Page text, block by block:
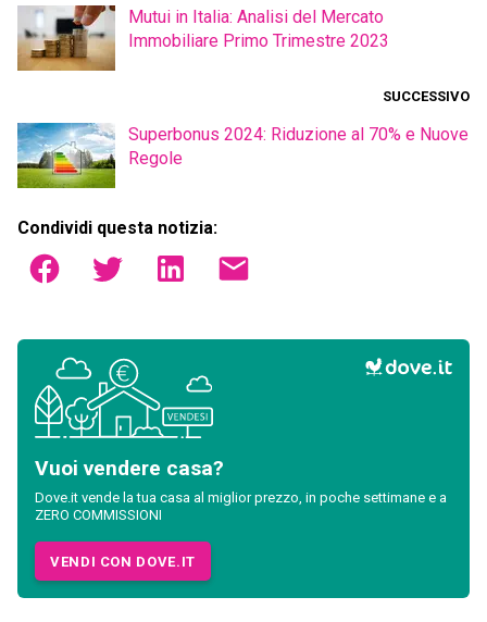
Mutui in Italia: Analisi del Mercato
Immobiliare Primo Trimestre 2023
SUCCESSIVO
Superbonus 2024: Riduzione al 70% e Nuove
Regole
Condividi questa notizia:
Vuoi vendere casa?
Dove.it vende la tua casa al miglior prezzo, in poche settimane e a
ZERO COMMISSIONI
VENDI CON DOVE.IT